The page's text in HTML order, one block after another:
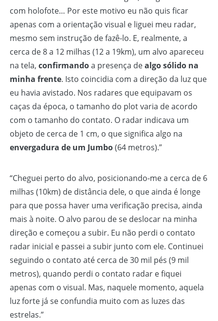
com holofote… Por este motivo eu não quis ficar
apenas com a orientação visual e liguei meu radar,
mesmo sem instrução de fazê-lo. E, realmente, a
cerca de 8 a 12 milhas (12 a 19km), um alvo apareceu
na tela, confirmandoa presença dealgo sólido na
minha frente. Isto coincidia com a direção da luz que
eu havia avistado. Nos radares que equipavam os
caças da época, o tamanho do plot varia de acordo
com o tamanho do contato. O radar indicava um
objeto de cerca de 1 cm, o que significa algo na
envergadura de um Jumbo(64 metros).”
“Cheguei perto do alvo, posicionando-me a cerca de 6
milhas (10km) de distância dele, o que ainda é longe
para que possa haver uma verificação precisa, ainda
mais à noite. O alvo parou de se deslocar na minha
direção e começou a subir. Eu não perdi o contato
radar inicial e passei a subir junto com ele. Continuei
seguindo o contato até cerca de 30 mil pés (9 mil
metros), quando perdi o contato radar e fiquei
apenas com o visual. Mas, naquele momento, aquela
luz forte já se confundia muito com as luzes das
estrelas.”